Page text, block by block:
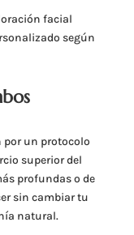
facial
según
por un protocolo
superior del
profundas o de
sin cambiar tu
natural.